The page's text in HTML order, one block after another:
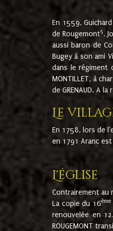
En 1559,
de Rougemont5.
aussi baron de
Bugey à son ami
dans le régiment
MONTILLET, à
de GRENAUD. A
Le
En 1758, lors de
en 1791 Aranc
L'église
Contrairement au
La copie du 16ème
renouvelée en
ROUGEMONT